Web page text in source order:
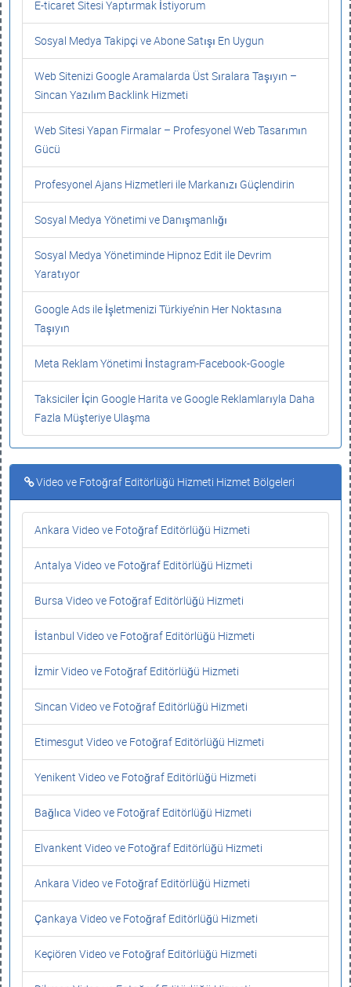
E-ticaret Sitesi Yaptırmak İstiyorum
Sosyal Medya Takipçi ve Abone Satışı En Uygun
Web Sitenizi Google Aramalarda Üst Sıralara Taşıyın –
Sincan Yazılım Backlink Hizmeti
Web Sitesi Yapan Firmalar – Profesyonel Web Tasarımın
Gücü
Profesyonel Ajans Hizmetleri ile Markanızı Güçlendirin
Sosyal Medya Yönetimi ve Danışmanlığı
Sosyal Medya Yönetiminde Hipnoz Edit ile Devrim
Yaratıyor
Google Ads ile İşletmenizi Türkiye’nin Her Noktasına
Taşıyın
Meta Reklam Yönetimi İnstagram-Facebook-Google
Taksiciler İçin Google Harita ve Google Reklamlarıyla Daha
Fazla Müşteriye Ulaşma
Video ve Fotoğraf Editörlüğü Hizmeti Hizmet Bölgeleri
Ankara Video ve Fotoğraf Editörlüğü Hizmeti
Antalya Video ve Fotoğraf Editörlüğü Hizmeti
Bursa Video ve Fotoğraf Editörlüğü Hizmeti
İstanbul Video ve Fotoğraf Editörlüğü Hizmeti
İzmir Video ve Fotoğraf Editörlüğü Hizmeti
Sincan Video ve Fotoğraf Editörlüğü Hizmeti
Etimesgut Video ve Fotoğraf Editörlüğü Hizmeti
Yenikent Video ve Fotoğraf Editörlüğü Hizmeti
Bağlıca Video ve Fotoğraf Editörlüğü Hizmeti
Elvankent Video ve Fotoğraf Editörlüğü Hizmeti
Ankara Video ve Fotoğraf Editörlüğü Hizmeti
Çankaya Video ve Fotoğraf Editörlüğü Hizmeti
Keçiören Video ve Fotoğraf Editörlüğü Hizmeti